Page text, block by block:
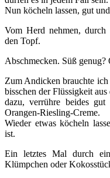
Nun köcheln lassen, gut
Vom Herd nehmen, durch
den Topf.
Abschmecken. Süß
Zum Andicken brauchte
bisschen der Flüssigkeit
dazu, verrühre beides
Orangen-Riesling-Creme.
Wieder etwas köcheln
ist.
Ein letztes Mal durch
Klümpchen oder